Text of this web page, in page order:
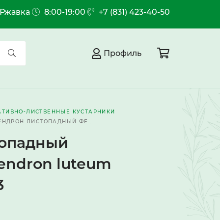
8:00-19:00 +7 (831) 423-40-50
Профиль
ЛИСТВЕННЫЕ КУСТАРНИКИ
ЛИСТОПАДНЫЙ ФЕ...
luteum